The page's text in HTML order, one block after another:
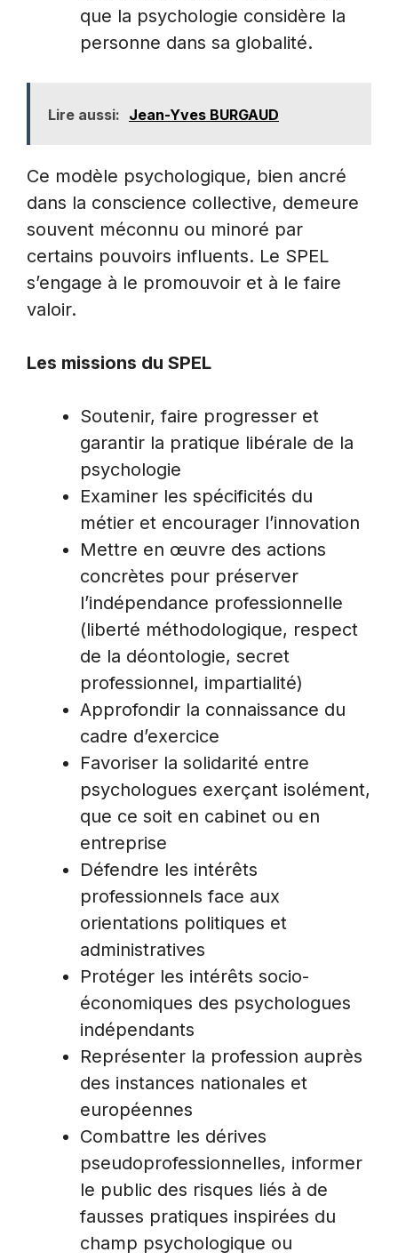
que la psychologie considère la
personne dans sa globalité.
Lire aussi: Jean-Yves BURGAUD
Ce modèle psychologique, bien ancré
dans la conscience collective, demeure
souvent méconnu ou minoré par
certains pouvoirs influents. Le SPEL
s’engage à le promouvoir et à le faire
valoir.
Les missions du SPEL
Soutenir, faire progresser et
garantir la pratique libérale de la
psychologie
Examiner les spécificités du
métier et encourager l’innovation
Mettre en œuvre des actions
concrètes pour préserver
l’indépendance professionnelle
(liberté méthodologique, respect
de la déontologie, secret
professionnel, impartialité)
Approfondir la connaissance du
cadre d’exercice
Favoriser la solidarité entre
psychologues exerçant isolément,
que ce soit en cabinet ou en
entreprise
Défendre les intérêts
professionnels face aux
orientations politiques et
administratives
Protéger les intérêts socio-
économiques des psychologues
indépendants
Représenter la profession auprès
des instances nationales et
européennes
Combattre les dérives
pseudoprofessionnelles, informer
le public des risques liés à de
fausses pratiques inspirées du
champ psychologique ou